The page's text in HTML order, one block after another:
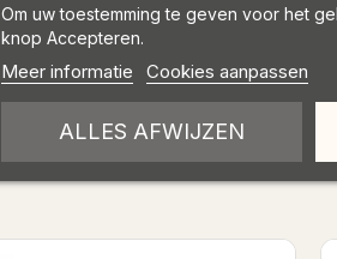
Om uw toestemming te geven voor het
knop Accepteren.
Meer informatie Cookies aanpassen
ALLES AFWIJZEN